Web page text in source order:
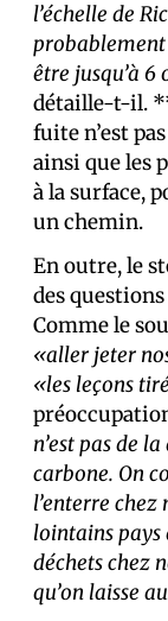
l’échelle de
être jusqu’à 6
détaille-t-il.
fuite n’est
ainsi que les
à la surface,
un chemin.
En outre, le
des
Comme le
«aller jeter
«les leçons
n’est pas de
carbone. On
l’enterre chez
lointains pays
déchets chez
qu’on laisse